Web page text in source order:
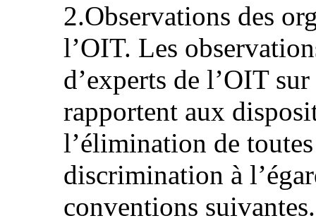
2.Observations des
l’OIT. Les
d’experts de l’OIT
rapportent aux
l’élimination de
discrimination à
conventions suivantes.